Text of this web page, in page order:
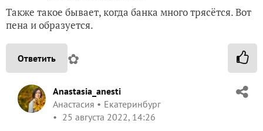
Также такое бывает, когда банка много трясётся. Вот
пена и образуется.
Ответить ✿
Anastasia_anesti
Анастасия
Екатеринбург
25 августа 2022, 14:26